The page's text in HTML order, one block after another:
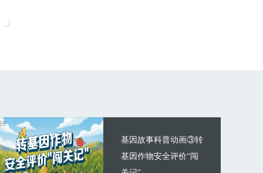
基因故事科普动画③转
基因作物安全评价“闯